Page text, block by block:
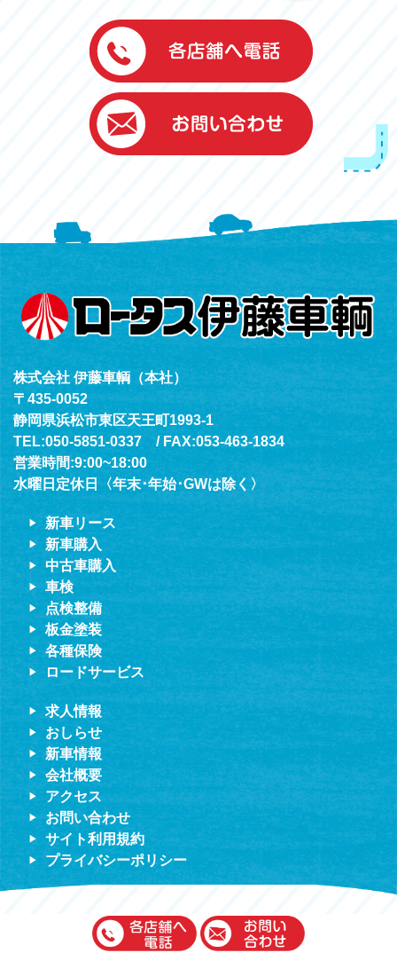
伊藤車輌（本社）
050-5851-0337
伊藤車輌（本社）
050-5851-0337
グッドワン浜松
050-5851-0338
浜北店
050-5851-0339
（年中無休24h対応）
株式会社 伊藤車輌（本社）
〒435-0052
静岡県浜松市東区天王町1993-1
TEL:050-5851-0337 / FAX:053-463-1834
営業時間:9:00~18:00
水曜日定休日〈年末･年始･GWは除く〉
新車リース
新車購入
中古車購入
車検
点検整備
板金塗装
各種保険
ロードサービス
求人情報
おしらせ
新車情報
会社概要
アクセス
お問い合わせ
サイト利用規約
プライバシーポリシー
copyright © 2020 Ito Sharyo All rights reserved.